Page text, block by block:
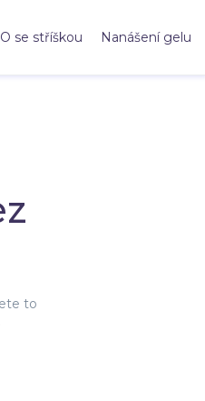
O se stříškou Nanášení gelu
to